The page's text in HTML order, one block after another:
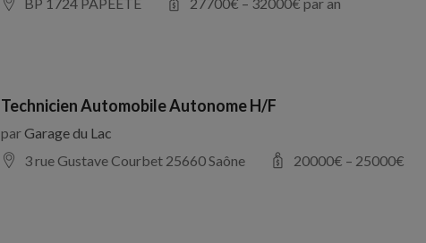
Technicien Automobile Autonome H/F
parGarage du Lac
3 rue Gustave Courbet 25660 Saône
20000€ – 25000€